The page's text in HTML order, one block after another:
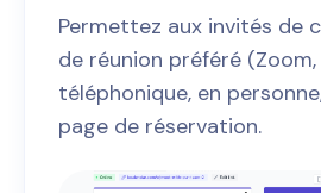
Permettez aux invités de
de réunion préféré
téléphonique, en
page de réservation.